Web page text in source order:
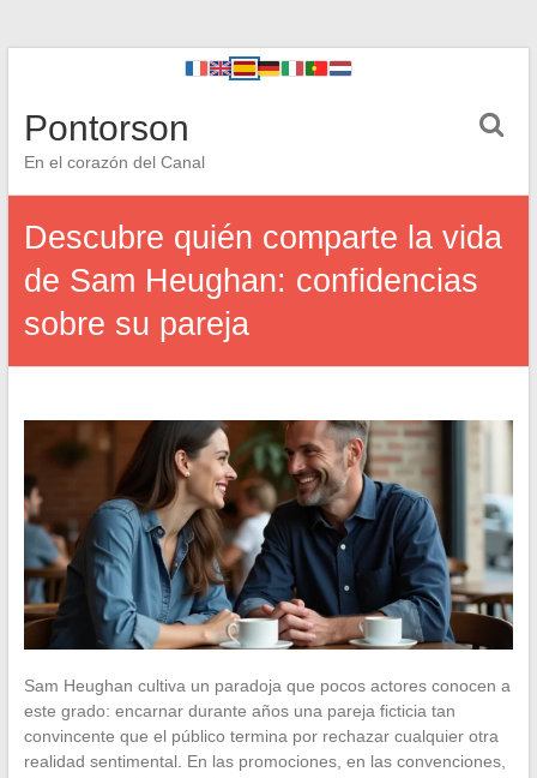
Pontorson
En el corazón del Canal
Descubre quién comparte la vida
de Sam Heughan: confidencias
sobre su pareja
Sam Heughan cultiva un paradoja que pocos actores conocen a
este grado: encarnar durante años una pareja ficticia tan
convincente que el público termina por rechazar cualquier otra
realidad sentimental. En las promociones, en las convenciones,